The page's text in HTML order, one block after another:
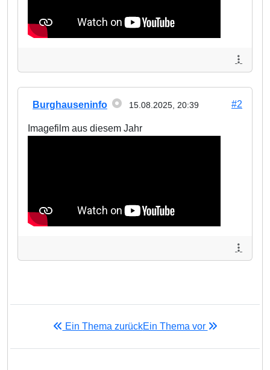
Burghauseninfo 15.08.2025, 20:39 #2
Imagefilm aus diesem Jahr
Ein Thema zurückEin Thema vor